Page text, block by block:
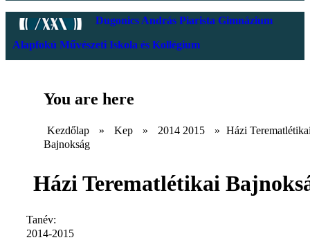
Dugonics András Piarista Gimnázium
Alapfokú Művészeti Iskola és Kollégium
You are here
Kezdőlap » Kep » 2014 2015 » Házi
Bajnokság
Házi Terematlétikai
Tanév:
2014-2015